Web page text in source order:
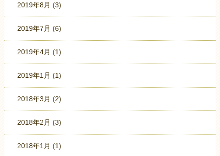
2019年8月 (3)
2019年7月 (6)
2019年4月 (1)
2019年1月 (1)
2018年3月 (2)
2018年2月 (3)
2018年1月 (1)